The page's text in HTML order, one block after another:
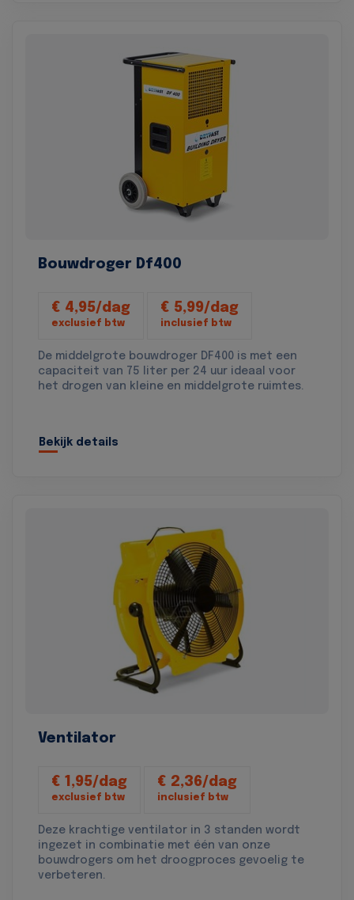
Bouwdroger Df400
€ 4,95/dag
exclusief btw
€ 5,99/dag
inclusief btw
De middelgrote bouwdroger DF400 is met een
capaciteit van 75 liter per 24 uur ideaal voor
het drogen van kleine en middelgrote ruimtes.
Bekijk details
Ventilator
€ 1,95/dag
exclusief btw
€ 2,36/dag
inclusief btw
Deze krachtige ventilator in 3 standen wordt
ingezet in combinatie met één van onze
bouwdrogers om het droogproces gevoelig te
verbeteren.